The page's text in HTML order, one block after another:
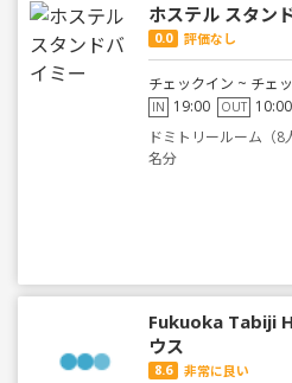
ホステル スタン
0.0 評価なし
チェックイン ~ チェ
IN 19:00 OUT 10:00
ドミトリールーム（
名分
Fukuoka Tabiji
ウス
8.6 非常に良い